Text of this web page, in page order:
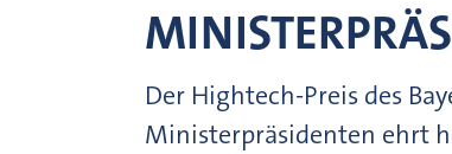
Der Hightech-Preis des
Ministerpräsidenten ehrt